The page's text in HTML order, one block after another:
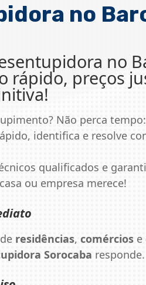
no
no
rápido, preços
Não perca tempo:
identifica e resolve
qualificados e
ou empresa merece!
residências, comérciose
Sorocaba responde.